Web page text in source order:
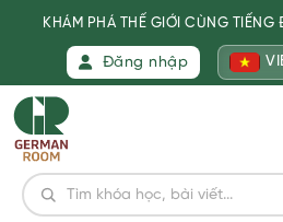
KHÁM PHÁ THẾ GIỚI CÙNG TIẾNG
Đăng nhập